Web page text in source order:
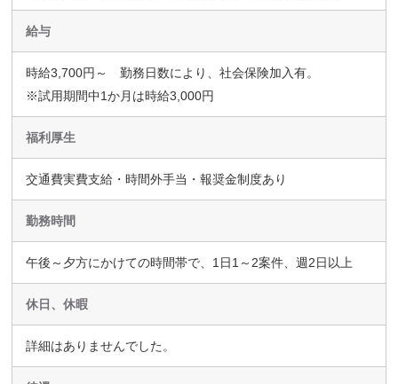
給与
時給3,700円～ 勤務日数により、社会保険加入有。
※試用期間中1か月は時給3,000円
福利厚生
交通費実費支給・時間外手当・報奨金制度あり
勤務時間
午後～夕方にかけての時間帯で、1日1～2案件、週2日以上
休日、休暇
詳細はありませんでした。